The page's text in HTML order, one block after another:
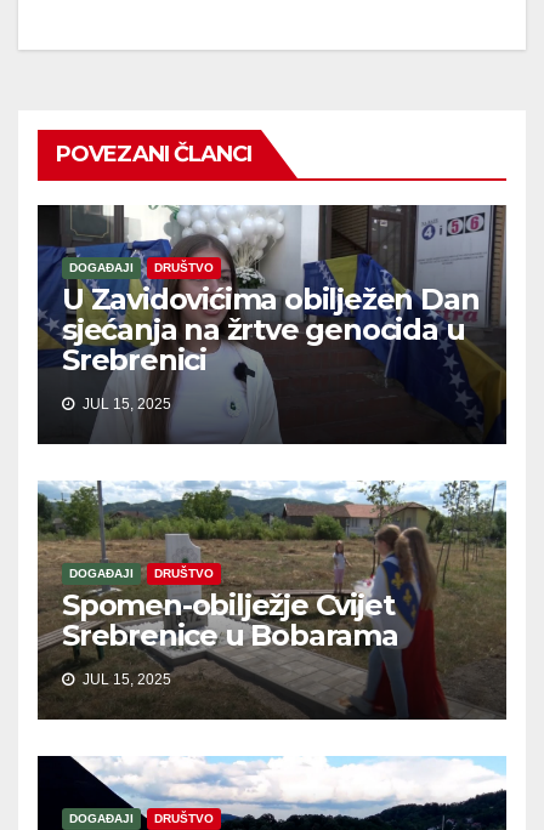
POVEZANI ČLANCI
DOGAĐAJI DRUŠTVO
U Zavidovićima obilježen Dan
sjećanja na žrtve genocida u
Srebrenici
JUL 15, 2025
DOGAĐAJI DRUŠTVO
Spomen-obilježje Cvijet
Srebrenice u Bobarama
JUL 15, 2025
DOGAĐAJI DRUŠTVO